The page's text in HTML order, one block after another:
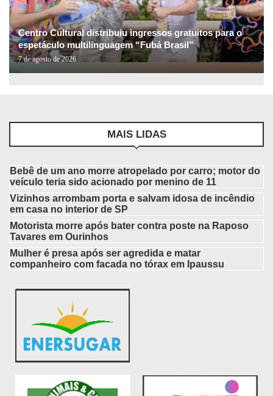
Centro Cultural distribuiu ingressos gratuitos para o
espetáculo multilinguagem “Fubá Brasil”
7 de agosto de 2026
MAIS LIDAS
Bebê de um ano morre atropelado por carro; motor do
veículo teria sido acionado por menino de 11
Vizinhos arrombam porta e salvam idosa de incêndio
em casa no interior de SP
Motorista morre após bater contra poste na Raposo
Tavares em Ourinhos
Mulher é presa após ser agredida e matar
companheiro com facada no tórax em Ipaussu